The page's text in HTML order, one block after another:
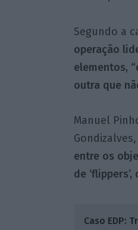
Segundo a
operação
elementos,
outra que
Manuel
entre os
de
Caso EDP: